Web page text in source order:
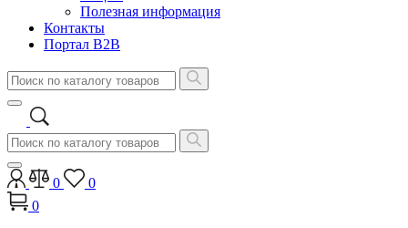
Полезная информация
Контакты
Портал B2B
0
0
0